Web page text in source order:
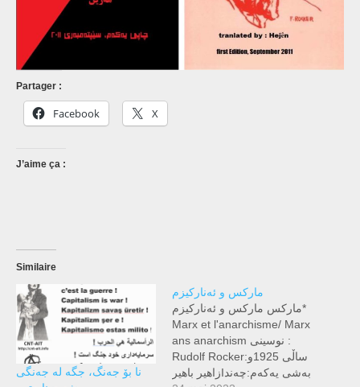
Partager :
Facebook X
J’aime ça :
Similaire
نا بۆ جەنگ، جگە لە جەنگی
مارکس و ئەنارکیزم
مارکس مارکس و ئەنارکیزم*
Marx et l'anarchisme/ Marx
ans anarchism نوسینی :
Rudolf Rockerساڵی 1925و:
زاهیر باهیرIبەشی یەکەم:چەند